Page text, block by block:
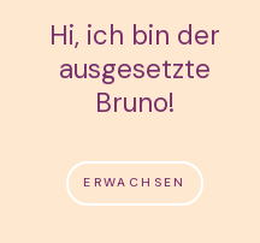
Hi, ich bin der
ausgesetzte
Bruno!
ERWACHSEN